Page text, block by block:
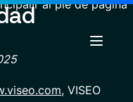
Ir al pie de página
, VISEO